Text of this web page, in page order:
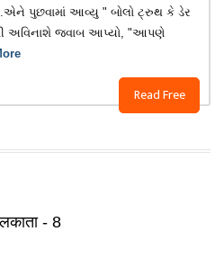
Read Free
પુછવામાં આવ્યુ " બોલો ટ્રુથ કે ડેર
અવિનાશે જવાબ આપ્યો, "આપણે
- 8